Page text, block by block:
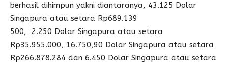
berhasil dihimpun yakni diantaranya, 43.125 Dolar
Singapura atau setara Rp689.139
500, 2.250 Dolar Singapura atau setara
Rp35.955.000, 16.750,90 Dolar Singapura atau setara
Rp266.878.284 dan 6.450 Dolar Singapura atau setara